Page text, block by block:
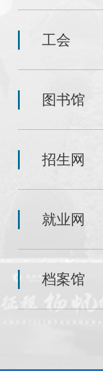
工会
图书馆
招生网
就业网
档案馆